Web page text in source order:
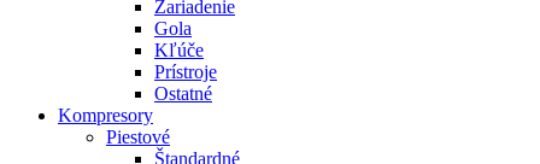
Zariadenie
Gola
Kľúče
Prístroje
Ostatné
Kompresory
Piestové
Štandardné